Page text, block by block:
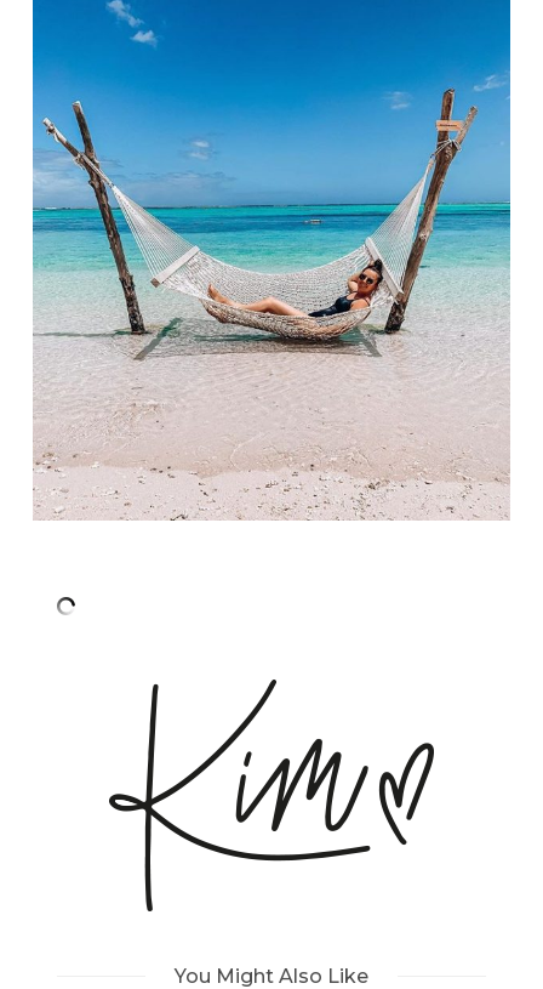
You Might Also Like